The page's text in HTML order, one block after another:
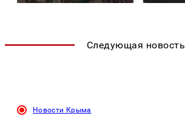
Следующая новость
Новости Крыма